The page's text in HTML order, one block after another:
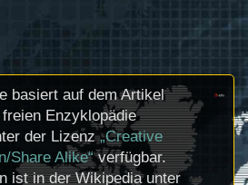
basiert auf dem Artikel
Enzyklopädie
der Lizenz„Creative
Share Alike“verfügbar.
ist in der Wikipedia unter